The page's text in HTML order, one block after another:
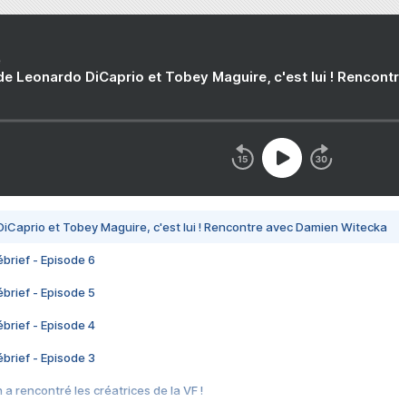
Leonardo DiCaprio et Tobey Maguire, c'est lui !
et Tobey Maguire, c'est lui ! Rencontre avec Damien Witecka
- Episode 6
- Episode 5
- Episode 4
- Episode 3
a rencontré les créatrices de la VF !